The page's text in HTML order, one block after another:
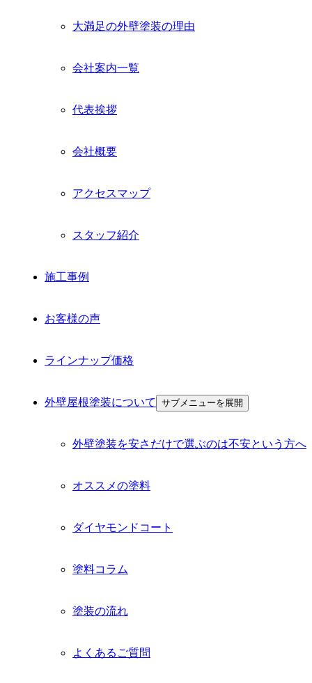
大満足の外壁塗装の理由
会社案内一覧
代表挨拶
会社概要
アクセスマップ
スタッフ紹介
施工事例
お客様の声
ラインナップ価格
外壁屋根塗装について サブメニューを展開
外壁塗装を安さだけで選ぶのは不安という方へ
オススメの塗料
ダイヤモンドコート
塗料コラム
塗装の流れ
よくあるご質問